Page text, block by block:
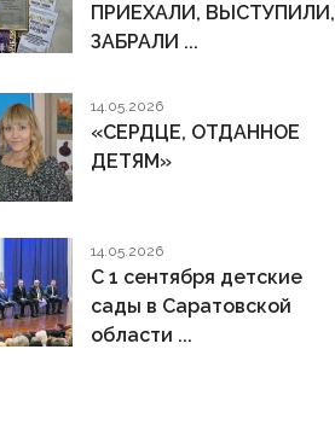
ПРИЕХАЛИ, ВЫСТУПИЛИ,
ЗАБРАЛИ ...
14.05.2026
«СЕРДЦЕ, ОТДАННОЕ
ДЕТЯМ»
14.05.2026
С 1 сентября детские
сады в Саратовской
области ...